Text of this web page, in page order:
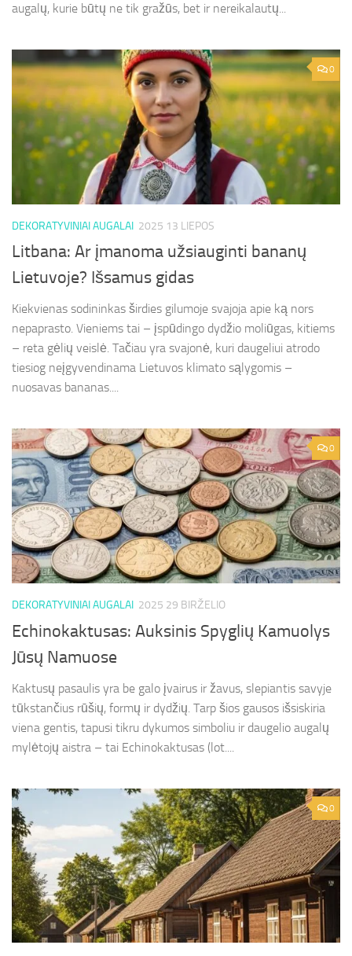
augalų, kurie būtų ne tik gražūs, bet ir nereikalautų...
0
DEKORATYVINIAI AUGALAI 2025 13 LIEPOS
Litbana: Ar įmanoma užsiauginti bananų
Lietuvoje? Išsamus gidas
Kiekvienas sodininkas širdies gilumoje svajoja apie ką nors
nepaprasto. Vieniems tai – įspūdingo dydžio moliūgas, kitiems
– reta gėlių veislė. Tačiau yra svajonė, kuri daugeliui atrodo
tiesiog neįgyvendinama Lietuvos klimato sąlygomis –
nuosavas bananas....
0
DEKORATYVINIAI AUGALAI 2025 29 BIRŽELIO
Echinokaktusas: Auksinis Spyglių Kamuolys
Jūsų Namuose
Kaktusų pasaulis yra be galo įvairus ir žavus, slepiantis savyje
tūkstančius rūšių, formų ir dydžių. Tarp šios gausos išsiskiria
viena gentis, tapusi tikru dykumos simboliu ir daugelio augalų
mylėtojų aistra – tai Echinokaktusas (lot....
0